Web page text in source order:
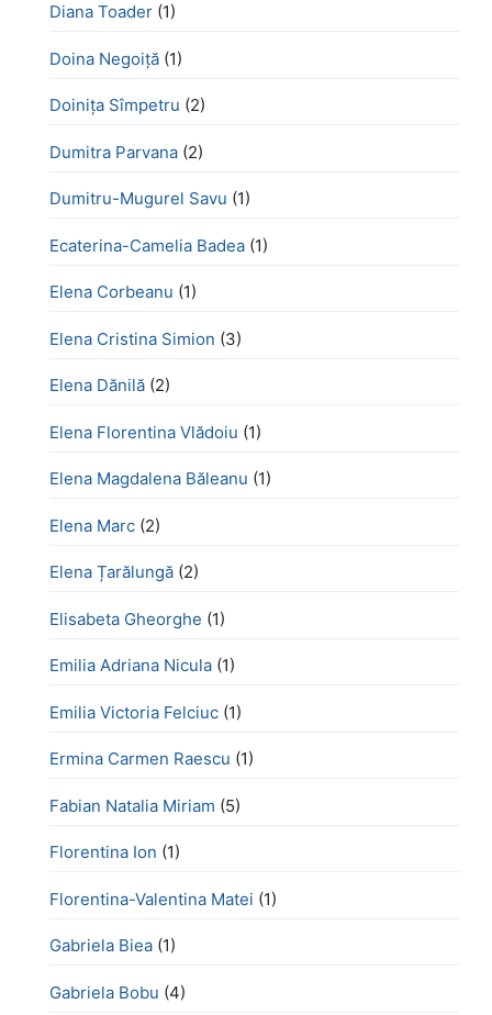
Diana Toader (1)
Doina Negoiță (1)
Doinița Sîmpetru (2)
Dumitra Parvana (2)
Dumitru-Mugurel Savu (1)
Ecaterina-Camelia Badea (1)
Elena Corbeanu (1)
Elena Cristina Simion (3)
Elena Dănilă (2)
Elena Florentina Vlădoiu (1)
Elena Magdalena Băleanu (1)
Elena Marc (2)
Elena Țarălungă (2)
Elisabeta Gheorghe (1)
Emilia Adriana Nicula (1)
Emilia Victoria Felciuc (1)
Ermina Carmen Raescu (1)
Fabian Natalia Miriam (5)
Florentina Ion (1)
Florentina-Valentina Matei (1)
Gabriela Biea (1)
Gabriela Bobu (4)